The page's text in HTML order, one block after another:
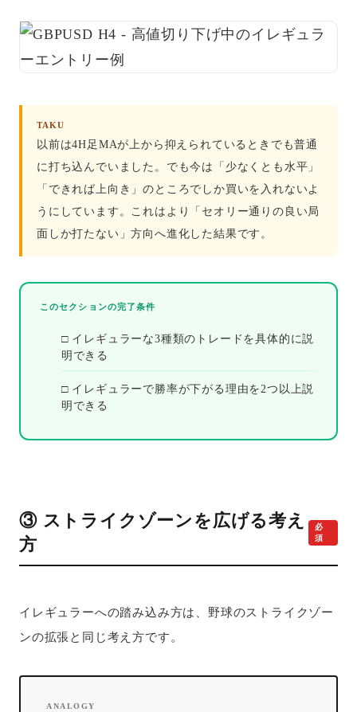
TAKU
以前は4H足MAが上から抑えられているときでも普通
に打ち込んでいました。でも今は「少なくとも水平」
「できれば上向き」のところでしか買いを入れないよ
うにしています。これはより「セオリー通りの良い局
面しか打たない」方向へ進化した結果です。
このセクションの完了条件
□ イレギュラーな3種類のトレードを具体的に説
明できる
□ イレギュラーで勝率が下がる理由を2つ以上説
明できる
③ ストライクゾーンを広げる考え
方
必
須
イレギュラーへの踏み込み方は、野球のストライクゾー
ンの拡張と同じ考え方です。
ANALOGY